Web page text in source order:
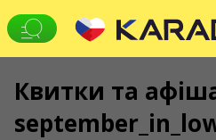
CS EN UK
УСІ МІСТА
Квитки та